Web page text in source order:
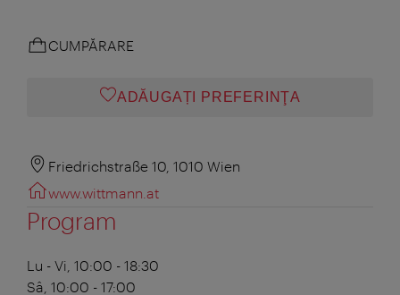
CUMPĂRARE
ADĂUGAȚI PREFERINŢA
Friedrichstraße 10, 1010 Wien
www.wittmann.at
Program
Lu - Vi, 10:00 - 18:30
Sâ, 10:00 - 17:00